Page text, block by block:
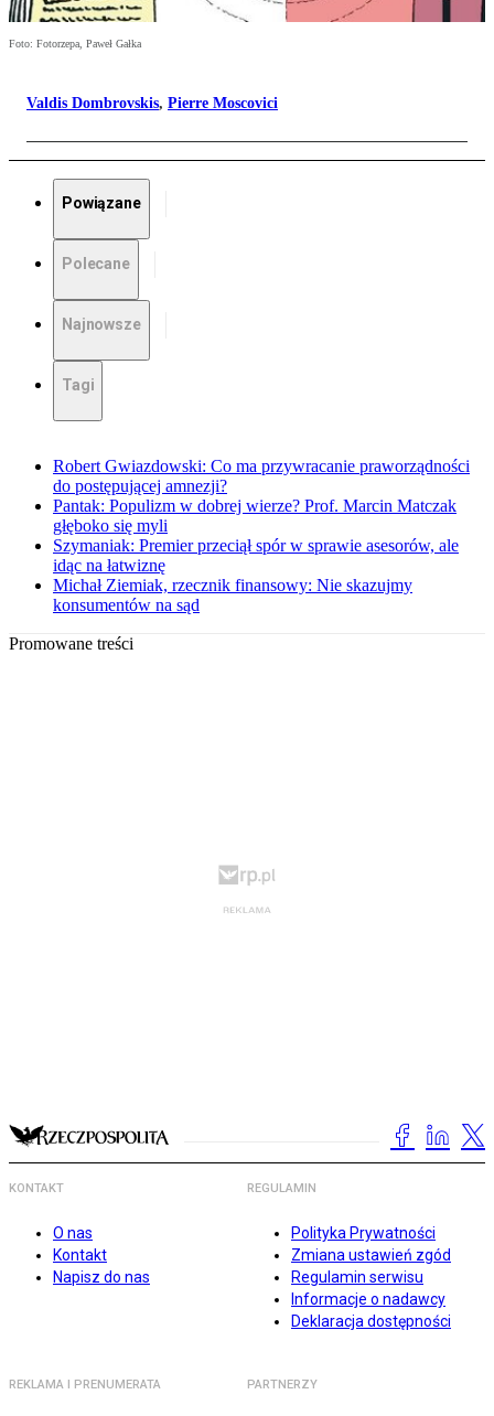
Foto: Fotorzepa, Paweł Gałka
Valdis Dombrovskis, Pierre Moscovici
Powiązane
Polecane
Najnowsze
Tagi
Robert Gwiazdowski: Co ma przywracanie praworządności
do postępującej amnezji?
Pantak: Populizm w dobrej wierze? Prof. Marcin Matczak
głęboko się myli
Szymaniak: Premier przeciął spór w sprawie asesorów, ale
idąc na łatwiznę
Michał Ziemiak, rzecznik finansowy: Nie skazujmy
konsumentów na sąd
Promowane treści
KONTAKT
O nas
Kontakt
Napisz do nas
REGULAMIN
Polityka Prywatności
Zmiana ustawień zgód
Regulamin serwisu
Informacje o nadawcy
Deklaracja dostępności
REKLAMA I PRENUMERATA PARTNERZY